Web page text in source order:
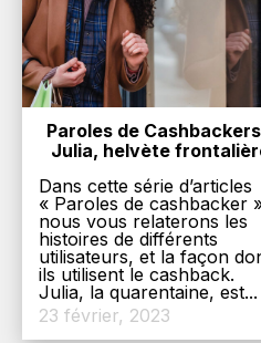
Paroles de
Julia, helvète
Dans cette série d’articles
« Paroles de cashbacker
nous vous relaterons les
histoires de différents
utilisateurs, et la façon
ils utilisent le cashback.
Julia, la quarentaine, est...
23 février, 2023